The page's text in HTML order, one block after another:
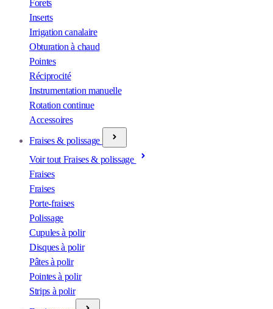
Forets
Inserts
Irrigation canalaire
Obturation à chaud
Pointes
Réciprocité
Instrumentation manuelle
Rotation continue
Accessoires
Fraises & polissage
Voir tout Fraises & polissage
Fraises
Fraises
Porte-fraises
Polissage
Cupules à polir
Disques à polir
Pâtes à polir
Pointes à polir
Strips à polir